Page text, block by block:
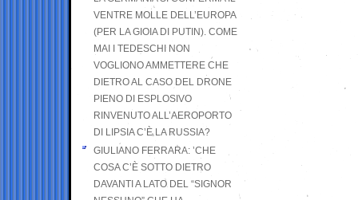
VENTRE MOLLE DELL’EUROPA
(PER LA GIOIA DI PUTIN). COME
MAI I TEDESCHI NON
VOGLIONO AMMETTERE CHE
DIETRO AL CASO DEL DRONE
PIENO DI ESPLOSIVO
RINVENUTO ALL’AEROPORTO
DI LIPSIA C’È LA RUSSIA?
GIULIANO FERRARA: ’CHE
COSA C’È SOTTO DIETRO
DAVANTI A LATO DEL “SIGNOR